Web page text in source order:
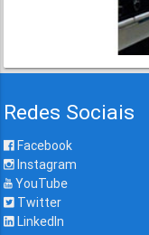
Redes Sociais
Facebook
Instagram
YouTube
Twitter
LinkedIn